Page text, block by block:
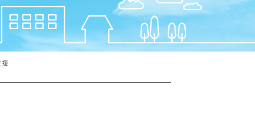
マヨテラス（見学施設） オフィシャルブログ
食と健康への貢献
ガバナンス
各種報告書
統合報告書
発表・論文 イノベーションストーリー
IRカレンダー
電子公告 統合報告書
体験・エンタメ
援